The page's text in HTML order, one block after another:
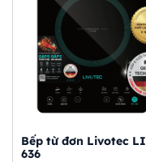
Bếp từ đơn Livotec
636